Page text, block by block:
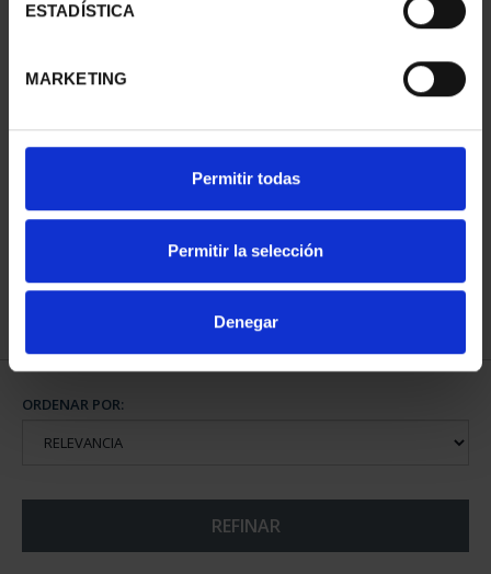
ESTADÍSTICA
MARKETING
Permitir todas
Permitir la selección
Denegar
CAPITALES ESPAÑOLAS
73,00 €
CAPITALES ESPAÑOLAS
73,00 €
ORDENAR POR:
REFINAR